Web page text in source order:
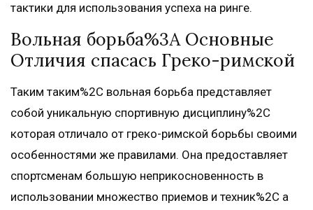
тактики для использования успеха на ринге.
Вольная борьба%3A Основные
Отличия спасась Греко-римской
Таким таким%2C вольная борьба представляет
собой уникальную спортивную дисциплину%2C
которая отличало от греко-римской борьбы своими
особенностями же правилами. Она предоставляет
спортсменам большую неприкосновенность в
использовании множество приемов и техник%2C а